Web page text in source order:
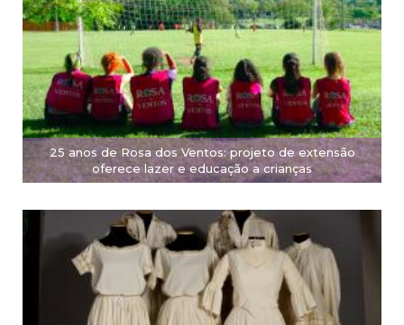
25 anos de Rosa dos Ventos: projeto de extensão
oferece lazer e educação a crianças